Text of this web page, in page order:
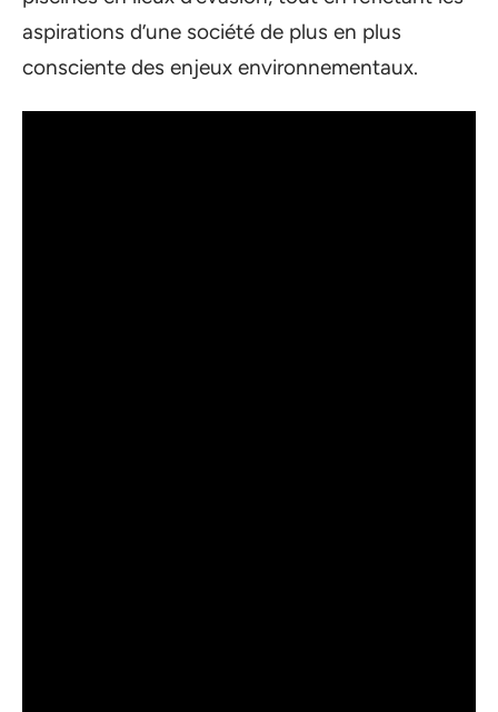
aspirations d’une société de plus en plus
consciente des enjeux environnementaux.